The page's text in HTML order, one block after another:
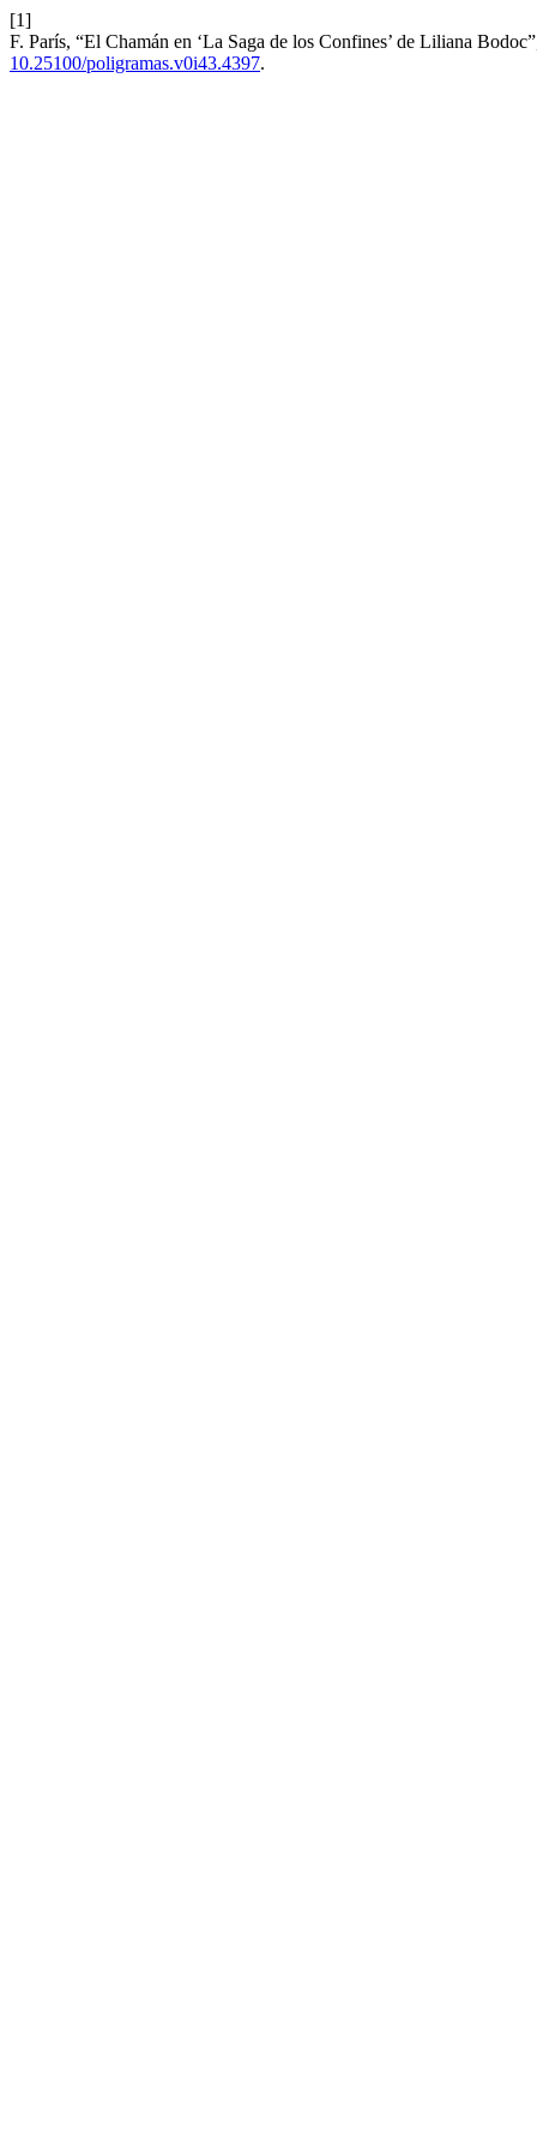
[1]
F. París, “El Chamán en ‘La Saga de los Confines’ de Liliana
10.25100/poligramas.v0i43.4397.